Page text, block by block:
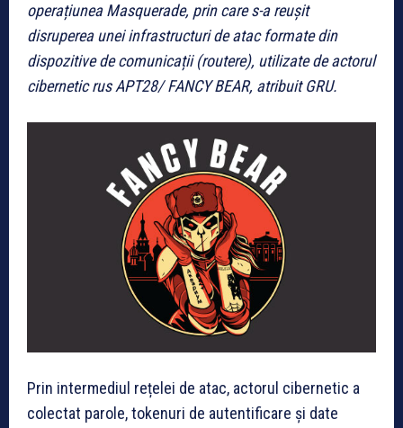
operațiunea Masquerade, prin care s-a reușit
disruperea unei infrastructuri de atac formate din
dispozitive de comunicații (routere), utilizate de actorul
cibernetic rus APT28/ FANCY BEAR, atribuit GRU.
Prin intermediul rețelei de atac, actorul cibernetic a
colectat parole, tokenuri de autentificare și date